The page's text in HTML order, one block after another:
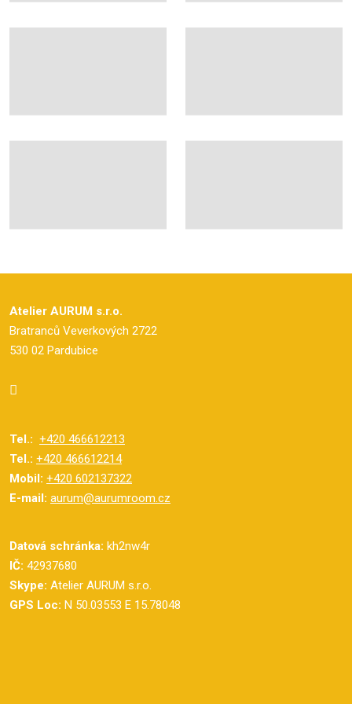
Atelier AURUM s.r.o.
Bratranců Veverkových 2722
530 02 Pardubice
Tel.: +420 466612213
Tel.: +420 466612214
Mobil: +420 602137322
E-mail: aurum@aurumroom.cz
Datová schránka: kh2nw4r
IČ: 42937680
Skype: Atelier AURUM s.r.o.
GPS Loc: N 50.03553 E 15.78048